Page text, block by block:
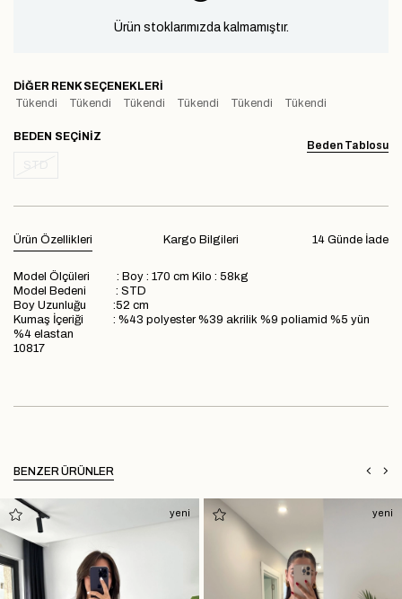
Ürün stoklarımızda kalmamıştır.
DIĞER RENK SEÇENEKLERI
Tükendi
Tükendi Tükendi Tükendi Tükendi Tükendi
Beden Tablosu
BEDEN
Ürün Özellikleri 14 Günde İade
Kargo Bilgileri
Model Ölçüleri : Boy : 170 cm Kilo : 58kg
Model Bedeni : STD
Boy Uzunluğu :52 cm
Kumaş İçeriği : %43 polyester %39 akrilik %9 poliamid %5 yün
%4 elastan
10817
BENZER ÜRÜNLER
yeni yeni